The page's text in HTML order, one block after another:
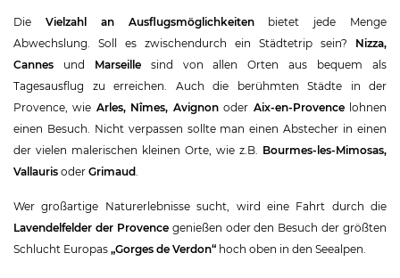
Die Vielzahl an Ausflugsmöglichkeitenbietet jede Menge
Abwechslung. Soll es zwischendurch ein Städtetrip sein? Nizza,
Cannes und Marseillesind von allen Orten aus bequem als
Tagesausflug zu erreichen. Auch die berühmten Städte in der
Provence, wie Arles, Nîmes, Avignonoder Aix-en-Provencelohnen
einen Besuch. Nicht verpassen sollte man einen Abstecher in einen
der vielen malerischen kleinen Orte, wie z.B. Bourmes-les-Mimosas,
Vallauris oder Grimaud.
Wer großartige Naturerlebnisse sucht, wird eine Fahrt durch die
Lavendelfelder der Provence genießen oder den Besuch der größten
Schlucht Europas „Gorges de Verdon“ hoch oben in den Seealpen.